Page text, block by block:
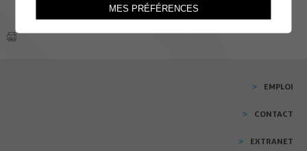
EMPLOI
CONTACT
EXTRANET
MES PRÉFÉRENCES